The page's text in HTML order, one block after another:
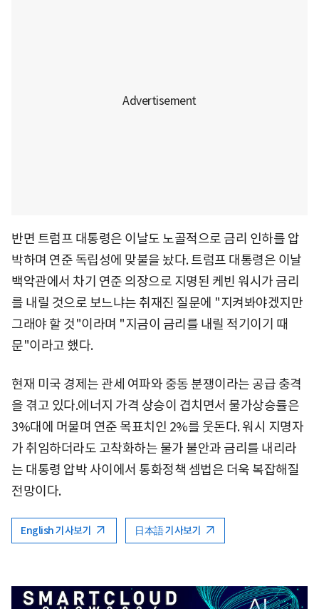
반면 트럼프 대통령은 이날도 노골적으로 금리 인하를 압
박하며 연준 독립성에 맞불을 놨다. 트럼프 대통령은 이날
백악관에서 차기 연준 의장으로 지명된 케빈 워시가 금리
를 내릴 것으로 보느냐는 취재진 질문에 "지켜봐야겠지만
그래야 할 것"이라며 "지금이 금리를 내릴 적기이기 때
문"이라고 했다.
현재 미국 경제는 관세 여파와 중동 분쟁이라는 공급 충격
을 겪고 있다.에너지 가격 상승이 겹치면서 물가상승률은
3%대에 머물며 연준 목표치인 2%를 웃돈다. 워시 지명자
가 취임하더라도 고착화하는 물가 불안과 금리를 내리라
는 대통령 압박 사이에서 통화정책 셈법은 더욱 복잡해질
전망이다.
English 기사보기 日本語 기사보기